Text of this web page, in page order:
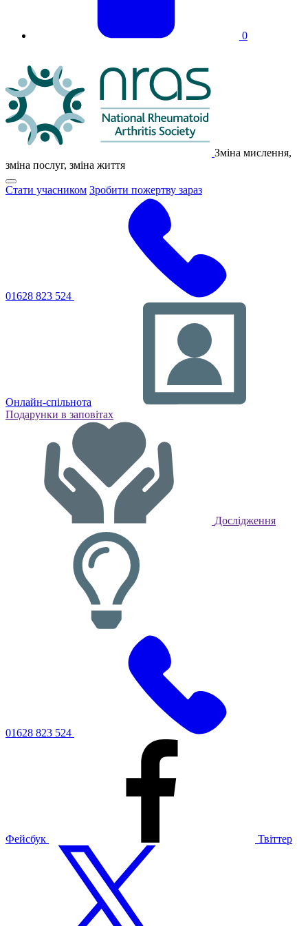
0
Зміна мислення,
зміна послуг, зміна життя
Натисніть,
щоб
Стати учасником Зробити пожертву зараз
01628 823 524
Онлайн-спільнота
Подарунки в заповітах
Дослідження
01628 823 524
Фейсбук Твіттер